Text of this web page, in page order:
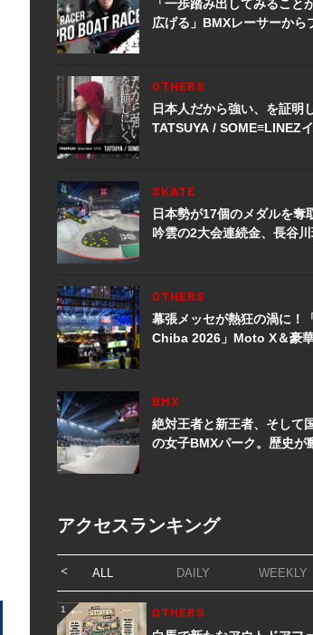
「一歩踏み出してみること
広げる」BMXレーサーから
レーサーへ転身。上田龍星
OTHERS
日本人だから強い、を証明
TATSUYA / SOME≡LINEZ
SKATE
日本勢が17個のメダルを奪
吟雲の2大会連続金、長谷
ダル獲得など数々の快挙を
OTHERS
幕張メッセが熱狂の渦に！
Chiba 2026」Moto X＆豪
BMX
絶対王者と新王者、そして
の女子BMXパーク。歴史が
アクセスランキング
ALL DAILY WEEKLY
1 OTHERS